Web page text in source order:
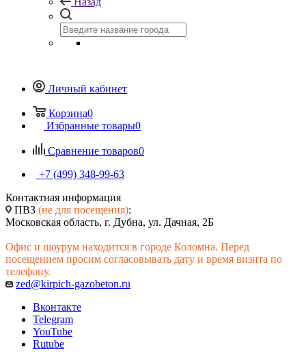
Личный кабинет
Корзина0
Избранные товары0
Сравнение товаров0
+7 (499) 348-99-63
Контактная информация
ПВЗ (не для посещения):
Московская область, г. Дубна, ул. Дачная, 2Б
Офис и шоурум находится в городе Коломна. Перед
посещением просим согласовывать дату и время визита по
телефону.
zed@kirpich-gazobeton.ru
Вконтакте
Telegram
YouTube
Rutube